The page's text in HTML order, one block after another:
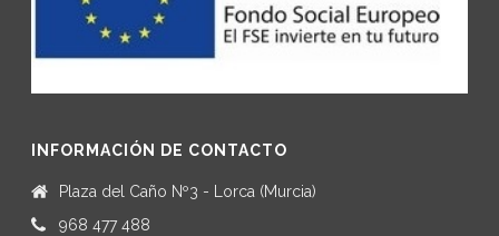
INFORMACIÓN DE CONTACTO
Plaza del Caño Nº3 - Lorca (Murcia)
968 477 488